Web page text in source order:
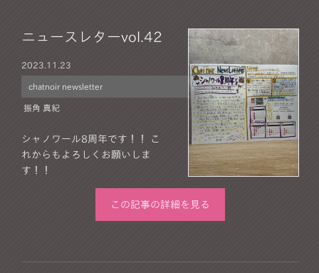
ニュースレターvol.42
2023. 11.23
chatnoir newsletter
振角 真紀
シャノワール8周年です！！ こ
れからもよろしくお願いしま
す！！
この記事の詳細を見る